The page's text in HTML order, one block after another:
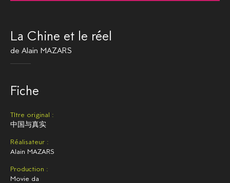
La Chine et le réel
de Alain MAZARS
Fiche
TItre original :
中国与真实
Réalisateur :
Alain MAZARS
Production :
Movie da